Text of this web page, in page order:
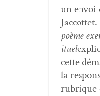
un envoi
Jac­cot­tet.
poème
ituel
cette
la
rubrique